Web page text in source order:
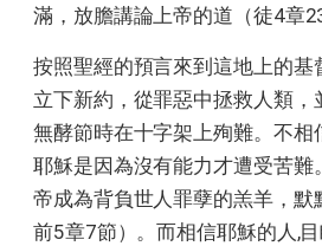
滿，放膽講論上帝的道（徒4章
按照聖經的預言來到這地上的基
立下新約，從罪惡中拯救人類，
無酵節時在十字架上殉難。不相
耶穌是因為沒有能力才遭受苦難
帝成為背負世人罪孽的羔羊，默
前5章7節）。而相信耶穌的人,